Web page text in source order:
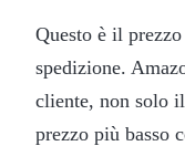
Questo è il
spedizione.
cliente, non solo
prezzo più basso